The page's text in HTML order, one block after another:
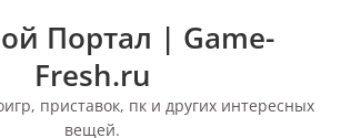
Портал | Game-
Fresh.ru
приставок, пк и других интересных
вещей.